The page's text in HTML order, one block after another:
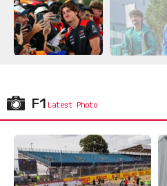
F1